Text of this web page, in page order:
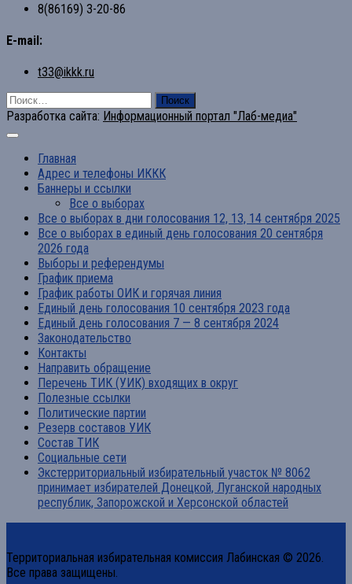
8(86169) 3-20-86
E-mail:
t33@ikkk.ru
Найти:
Разработка сайта: Информационный портал "Лаб-медиа"
Главная
Адрес и телефоны ИККК
Баннеры и ссылки
Все о выборах
Все о выборах в дни голосования 12, 13, 14 сентября 2025
Все о выборах в единый день голосования 20 сентября
2026 года
Выборы и референдумы
График приема
График работы ОИК и горячая линия
Единый день голосования 10 сентября 2023 года
Единый день голосования 7 — 8 сентября 2024
Законодательство
Контакты
Направить обращение
Перечень ТИК (УИК) входящих в округ
Полезные ссылки
Политические партии
Резерв составов УИК
Состав ТИК
Социальные сети
Экстерриториальный избирательный участок № 8062
принимает избирателей Донецкой, Луганской народных
республик, Запорожской и Херсонской областей
Территориальная избирательная комиссия Лабинская © 2026.
Все права защищены.